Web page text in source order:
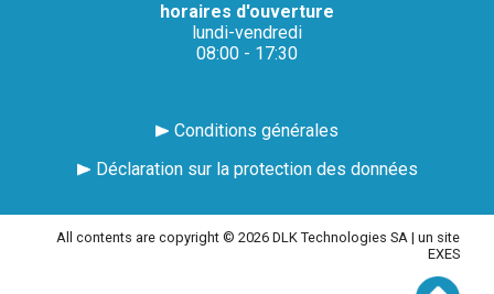
horaires d'ouverture
lundi-vendredi
08:00 - 17:30
Conditions générales
Déclaration sur la protection des données
All contents are copyright © 2026 DLK Technologies SA | un site
EXES